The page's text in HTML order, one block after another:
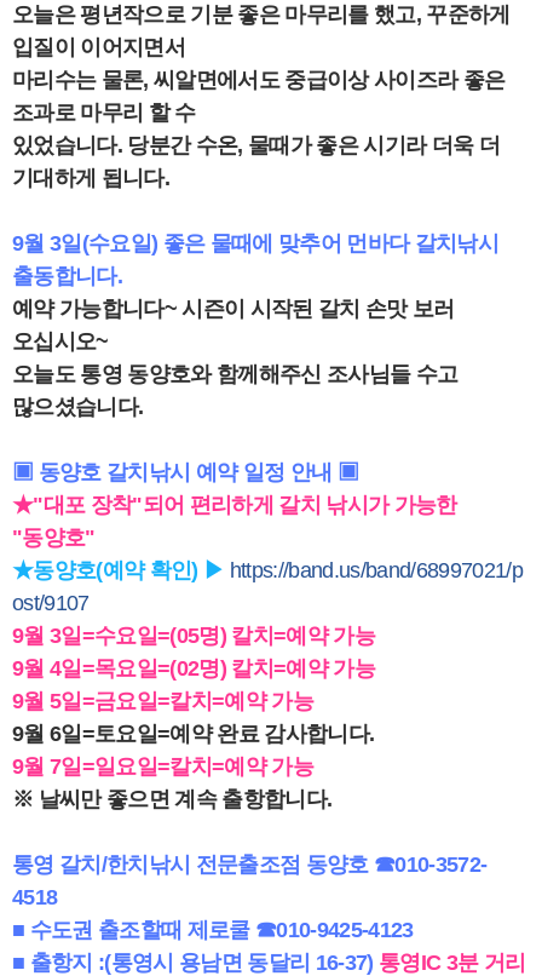
오늘은 평년작으로 기분 좋은 마무리를 했고, 꾸준하게
입질이 이어지면서
마리수는 물론, 씨알면에서도 중급이상 사이즈라 좋은
조과로 마무리 할 수
있었습니다. 당분간 수온, 물때가 좋은 시기라 더욱 더
기대하게 됩니다.
9월 3일(수요일) 좋은 물때에 맞추어 먼바다 갈치낚시
출동합니다.
예약 가능합니다~ 시즌이 시작된 갈치 손맛 보러
오십시오~
오늘도 통영 동양호와 함께해주신 조사님들 수고
많으셨습니다.
▣ 동양호 갈치낚시 예약 일정 안내 ▣
★"대포 장착"되어 편리하게 갈치 낚시가 가능한
"동양호"
★동양호(예약 확인) ▶ https://band.us/band/68997021/p
ost/9107
9월 3일=수요일=(05명) 칼치=예약 가능
9월 4일=목요일=(02명) 칼치=예약 가능
9월 5일=금요일=칼치=예약 가능
9월 6일=토요일=예약 완료 감사합니다.
9월 7일=일요일=칼치=예약 가능
※ 날씨만 좋으면 계속 출항합니다.
통영 갈치/한치낚시 전문출조점 동양호 ☎010-3572-
4518
■ 수도권 출조할때 제로쿨 ☎010-9425-4123
■ 출항지 :(통영시 용남면 동달리 16-37) 통영IC 3분 거리